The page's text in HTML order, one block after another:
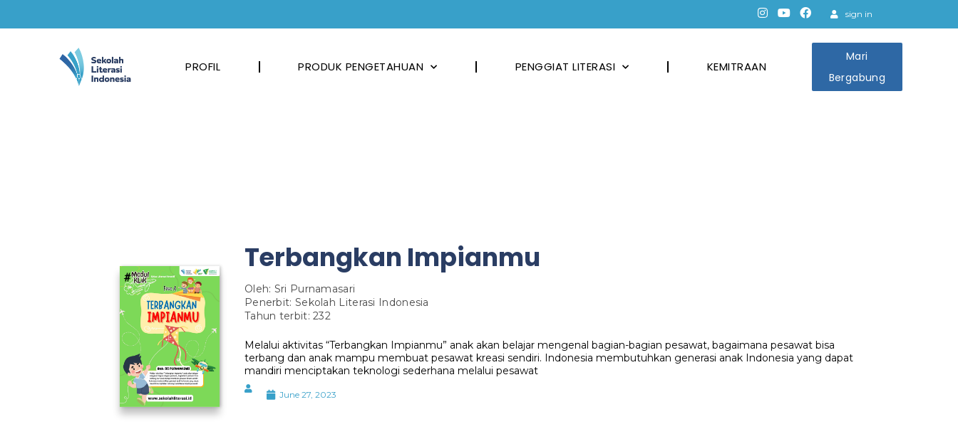
sign in
PROFIL PRODUK PENGETAHUAN PENGGIAT LITERASI KEMITRAAN
Mari
Bergabung
Terbangkan Impianmu
Oleh: Sri Purnamasari
Penerbit: Sekolah Literasi Indonesia
Tahun terbit: 232
Melalui aktivitas “Terbangkan Impianmu” anak akan belajar mengenal bagian-bagian pesawat, bagaimana pesawat bisa
terbang dan anak mampu membuat pesawat kreasi sendiri. Indonesia membutuhkan generasi anak Indonesia yang dapat
mandiri menciptakan teknologi sederhana melalui pesawat
June 27, 2023